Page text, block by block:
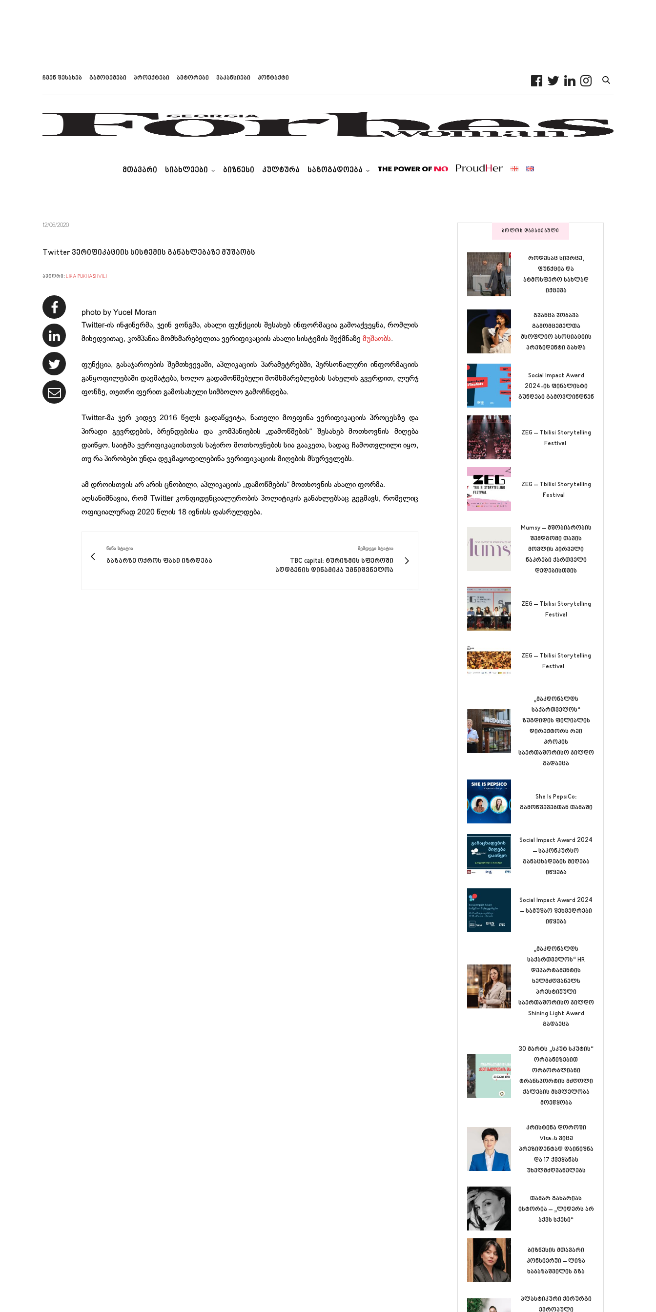
ჩვენ შესახებ გამოცემები პროექტები ავტორები ვაკანსიები კონტაქტი
ᲛᲗᲐᲕᲐᲠᲘ ᲡᲘᲐᲮᲚᲔᲔᲑᲘ ᲑᲘᲖᲜᲔᲡᲘ ᲙᲣᲚᲢᲣᲠᲐ ᲡᲐᲖᲝᲒᲐᲓᲝᲔᲑᲐ
12/06/2020
Twitter ვერიფიკაციის სისტემის განახლებაზე მუშაობს
ავტორი: LIKA PUKHASHVILI
photo by Yucel Moran
Twitter-ის ინჟინერმა, ჯეინ ვონგმა, ახალი ფუნქციის შესახებ ინფორმაცია გამოაქვეყნა, რომლის
მიხედვითაც, კომპანია მომხმარებელთა ვერიფიკაციის ახალი სისტემის შექმნაზე მუშაობს.
ფუნქცია, გასაჯაროების შემთხვევაში, აპლიკაციის პარამეტრებში, პერსონალური ინფორმაციის
განყოფილებაში დაემატება, ხოლო გადამოწმებული მომხმარებლების სახელის გვერდით, ლურჯ
ფონზე, თეთრი ფერით გამოსახული სიმბოლო გამოჩნდება.
Twitter-მა ჯერ კიდევ 2016 წელს გადაწყვიტა, ნათელი მოეფინა ვერიფიკაციის პროცესზე და
პირადი გევრდების, ბრენდებისა და კომპანიების „დამოწმების“ შესახებ მოთხოვნის მიღება
დაიწყო. საიტმა ვერიფიკაციისთვის საჭირო მოთხოვნების სია გააკეთა, სადაც ჩამოთვლილი იყო,
თუ რა პირობები უნდა დეკმაყოფილებინა ვერიფიკაციის მიღების მსურველებს.
ამ დროისთვის არ არის ცნობილი, აპლიკაციის „დამოწმების“ მოთხოვნის ახალი ფორმა.
აღსანიშნავია, რომ Twitter კონფიდენციალურობის პოლიტიკის განახლებსაც გეგმავს, რომელიც
ოფიციალურად 2020 წლის 18 ივნისს დასრულდება.
ᲬᲘᲜᲐ ᲡᲢᲐᲢᲘᲐ
ბაზარზე ოქროს ფასი იზრდება
ᲨᲔᲛᲓᲔᲒᲘ ᲡᲢᲐᲢᲘᲐ
TBC capital: ტურიზმის სფეროში
აღდგენის დინამიკა უმნიშვნელოა
ᲑᲝᲚᲝᲡ ᲓᲐᲛᲐᲢᲔᲑᲣᲚᲘ
როდესაც სივრცე,
ფუნქცია და
ატმოსფერო სახლად
იქცევა
გვანცა ჯობავა
გამომცემელთა
მსოფლიო ასოციაციის
პრეზიდენტი გახდა
Social Impact Award
2024-ის ფინალისტი
გუნდები გამოვლინდნენ
ZEG – Tbilisi Storytelling
Festival
ZEG – Tbilisi Storytelling
Festival
Mumsy – მშობიარობის
შემდგომი თავის
მოვლის პირველი
ნაკრები ქართველი
დედებისთვის
ZEG – Tbilisi Storytelling
Festival
ZEG – Tbilisi Storytelling
Festival
„მაკდონალდს
საქართველოს“
ზუგდიდის ფილიალის
დირექტორს რეი
კროკის
საერთაშორისო ჯილდო
გადაეცა
She Is PepsiCo:
გამოწვევებთან თამაში
Social Impact Award 2024
– საკონკურსო
განაცხადების მიღება
იწყება
Social Impact Award 2024
– სამუშაო შეხვედრები
იწყება
„მაკდონალდს
საქართველოს“ HR
დეპარტამენტის
ხელმძღვანელს
პრესტიჟული
საერთაშორისო ჯილდო
Shining Light Award
გადაეცა
30 მარტს „სკუტ სკუტის“
ორგანიზებით
ორბორბლიანი
ტრანსპორტის მძღოლი
ქალების მსვლელობა
მოეწყობა
კრისტინა დოროში
Visa-ს ვიცე
პრეზიდენტად დაინიშნა
და 17 ქვეყანას
უხელმძღვანელებს
თამარ გახარიას
ისტორია – „ლიდერს არ
აქვს სქესი“
ბიზნესის მთავარი
კონსიერჟი – ლიზა
ხაბაზაშვილის გზა
პლასტიკური ქირურგი
ევროპული